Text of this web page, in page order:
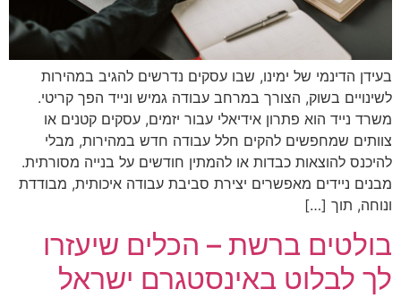
בעידן הדינמי של ימינו, שבו עסקים נדרשים להגיב במהירות
לשינויים בשוק, הצורך במרחב עבודה גמיש ונייד הפך קריטי.
משרד נייד הוא פתרון אידיאלי עבור יזמים, עסקים קטנים או
צוותים שמחפשים להקים חלל עבודה חדש במהירות, מבלי
להיכנס להוצאות כבדות או להמתין חודשים על בנייה מסורתית.
מבנים ניידים מאפשרים יצירת סביבת עבודה איכותית, מבודדת
ונוחה, תוך […]
בולטים ברשת – הכלים שיעזרו
לך לבלוט באינסטגרם ישראל